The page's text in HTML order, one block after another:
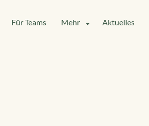
Für Teams Mehr Aktuelles